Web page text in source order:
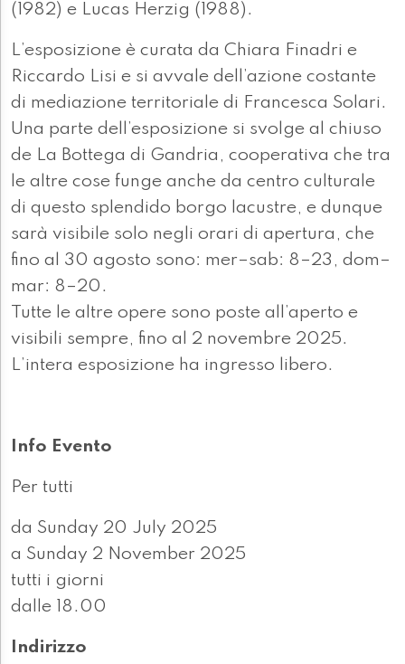
(1982) e Lucas Herzig (1988).
L’esposizione è curata da Chiara Finadri e
Riccardo Lisi e si avvale dell’azione costante
di mediazione territoriale di Francesca Solari.
Una parte dell’esposizione si svolge al chiuso
de La Bottega di Gandria, cooperativa che tra
le altre cose funge anche da centro culturale
di questo splendido borgo lacustre, e dunque
sarà visibile solo negli orari di apertura, che
fino al 30 agosto sono: mer–sab: 8–23, dom–
mar: 8–20.
Tutte le altre opere sono poste all’aperto e
visibili sempre, fino al 2 novembre 2025.
L’intera esposizione ha ingresso libero.
Info Evento
Per tutti
da Sunday 20 July 2025
a Sunday 2 November 2025
tutti i giorni
dalle 18.00
Indirizzo